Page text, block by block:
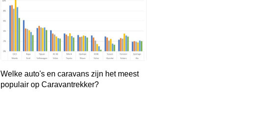
Welke auto's en caravans zijn het meest
populair op Caravantrekker?